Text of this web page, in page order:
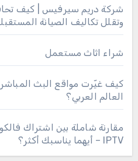
شركة دريم سيرفيس | كيف
وتقلل تكاليف الصيانة
شراء اثاث مستعمل
كيف غيّرت مواقع البث
العالم العربي؟
مقارنة شاملة بين اشتراك
IPTV – أيهما يناسبك أكثر؟